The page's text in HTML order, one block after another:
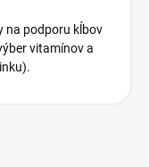
na podporu kĺbov
vitamínov a